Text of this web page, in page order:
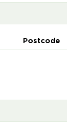
Postcode